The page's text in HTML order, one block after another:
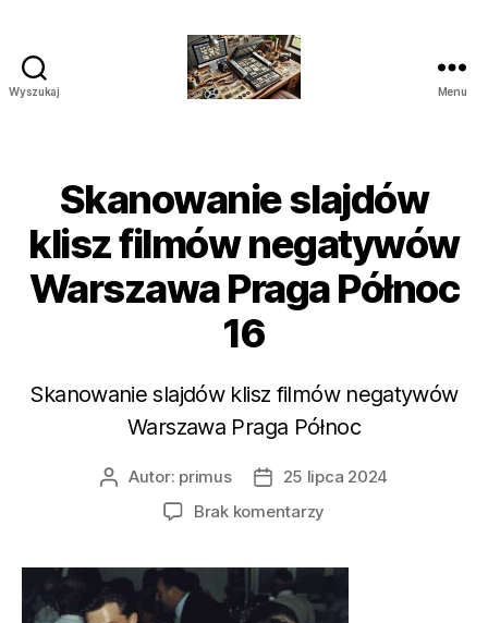
Wyszukaj
Archiwizacji
Polska
Menu
Skanowanie slajdów
klisz filmów negatywów
Warszawa Praga Północ
16
Skanowanie slajdów klisz filmów negatywów
Warszawa Praga Północ
AutorAutor: primus
Data
wpisu
25 lipca 2024
Brak komentarzy
klisz
filmów